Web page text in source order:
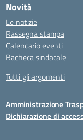
Novità
Le notizie
Rassegna stampa
Calendario eventi
Bacheca sindacale
Tutti gli argomenti
Amministrazione
Dichiarazione di